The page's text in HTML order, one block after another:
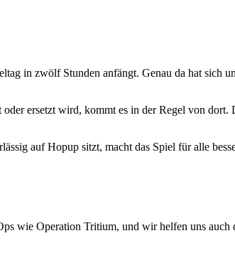
in zwölf Stunden anfängt. Genau da hat sich
ersetzt wird, kommt es in der Regel von
auf Hopup sitzt, macht das Spiel für alle
wie Operation Tritium, und wir helfen uns